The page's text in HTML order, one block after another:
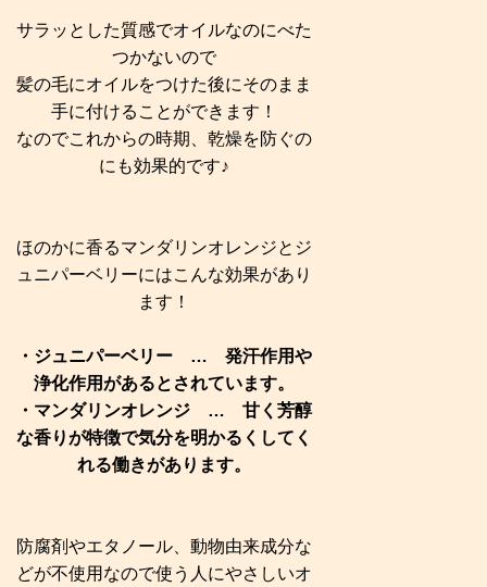
サラッとした質感でオイルなのにべた
つかないので
髪の毛にオイルをつけた後にそのまま
手に付けることができます！
なのでこれからの時期、乾燥を防ぐの
にも効果的です♪
ほのかに香るマンダリンオレンジとジ
ュニパーベリーにはこんな効果があり
ます！
・ジュニパーベリー … 発汗作用や
浄化作用があるとされています。
・マンダリンオレンジ … 甘く芳醇
な香りが特徴で気分を明かるくしてく
れる働きがあります。
防腐剤やエタノール、動物由来成分な
どが不使用なので使う人にやさしいオ